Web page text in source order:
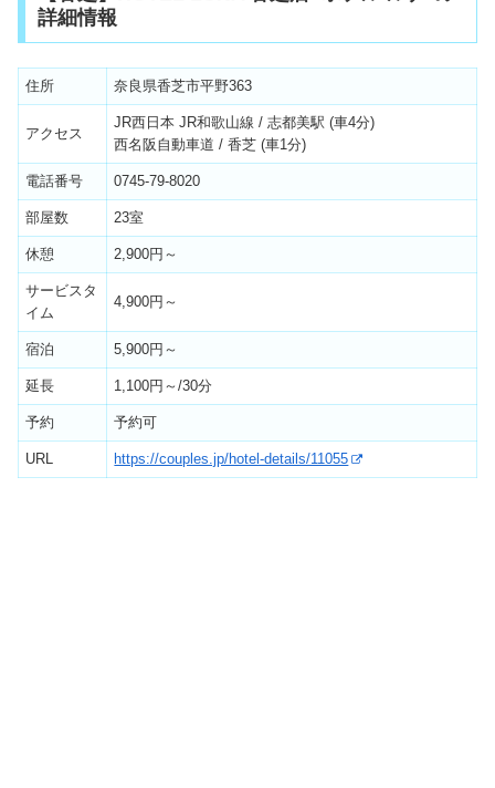
詳細情報
住所 奈良県香芝市平野363
アクセス
JR西日本 JR和歌山線 / 志都美駅 (車4分)
西名阪自動車道 / 香芝 (車1分)
電話番号 0745-79-8020
部屋数 23室
休憩 2,900円～
サービスタ
イム
4,900円～
宿泊 5,900円～
延長 1,100円～/30分
予約 予約可
URL https://couples.jp/hotel-details/11055